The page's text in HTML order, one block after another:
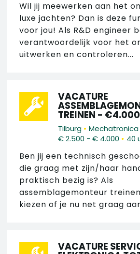
Wil jij meewerken aan het
luxe jachten? Dan is deze
voor jou! Als R&D engineer
verantwoordelijk voor het
uitwerken en controleren...
VACATURE
TREINEN -
Tilburg • Mechatronica
€ 2.500 - € 4.000 • 40
Ben jij een technisch
die graag met zijn/haar
praktisch bezig is? Als
assemblagemonteur
kiezen of je nu net graag
VACATURE